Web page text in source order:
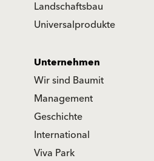
Landschaftsbau
Universalprodukte
Unternehmen
Wir sind Baumit
Management
Geschichte
International
Viva Park